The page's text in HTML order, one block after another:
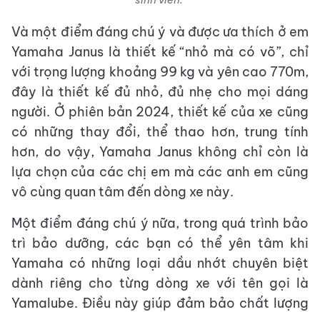
Và một điểm đáng chú ý và được ưa thích ở em
Yamaha Janus là thiết kế “nhỏ mà có võ”, chỉ
với trọng lượng khoảng 99 kg và yên cao 770m,
đây là thiết kế đủ nhỏ, đủ nhẹ cho mọi dáng
người. Ở phiên bản 2024, thiết kế của xe cũng
có những thay đổi, thể thao hơn, trung tính
hơn, do vậy, Yamaha Janus không chỉ còn là
lựa chọn của các chị em mà các anh em cũng
vô cùng quan tâm đến dòng xe này.
Một điểm đáng chú ý nữa, trong quá trình bảo
trì bảo dưỡng, các bạn có thể yên tâm khi
Yamaha có những loại dầu nhớt chuyên biệt
dành riêng cho từng dòng xe với tên gọi là
Yamalube. Điều này giúp đảm bảo chất lượng